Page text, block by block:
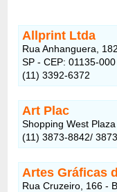
Allprint Ltda
Rua Anhanguera,
SP - CEP: 01135-000
(11) 3392-6372
Art Plac
Shopping West
(11) 3873-8842/
Artes Gráficas
Rua Cruzeiro, 166 -